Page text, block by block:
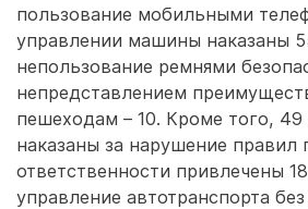
пользование мобильными
управлении машины наказаны
непользование ремнями
непредставлением
пешеходам – 10. Кроме того,
наказаны за нарушение правил
ответственности привлечены
управление автотранспорта